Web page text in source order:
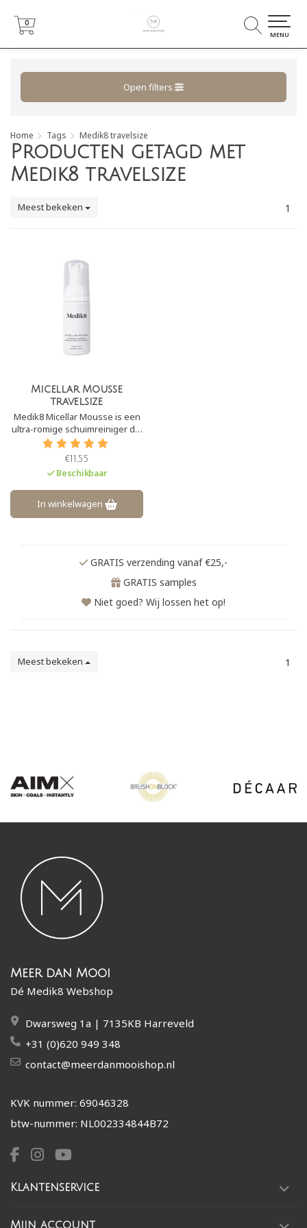
0
0
MENU
Open filters
Home Tags Medik8 travelsize
Producten getagd met
Medik8 travelsize
Meest bekeken 1
Micellar Mousse
travelsize
Medik8 Micellar Mousse is een
ultra-romige schuimreiniger die
in staat is om zware make-up te
verwijderen. Het is een zachte
cleanser die de huid niet
uitdroogt en is daardoor
geschikt voor alle huidtypen.
€11,55
Beschikbaar
In winkelwagen
GRATIS verzending vanaf €25,-
GRATIS samples
Niet goed? Wij lossen het op!
Meest bekeken 1
Meer dan Mooi
Dé Medik8 Webshop
Dwarsweg 1a | 7135KB Harreveld
+31 (0)620 949 348
contact@meerdanmooishop.nl
KVK nummer: 69046328
btw-nummer: NL002334844B72
Klantenservice